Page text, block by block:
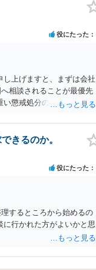
役にたった
上げますと、まずは会社
相談されることが最優先
懲戒処分の対象には十分
、懲戒があったことを社
れません。 さらに個人と
きるのか。
役にたった
するところから始めるの
行かれた方がよいかと思